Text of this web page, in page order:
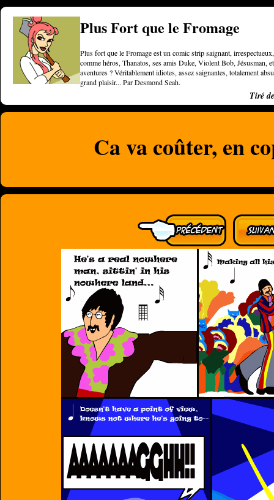
Plus Fort que le Fromage
Plus fort que le Fromage est un comic strip saignant,
comme héros, Thanatos, ses amis Duke, Violent Bob, Jésusman,
aventures ? Véritablement idiotes, assez saignantes, totalement
grand plaisir... Par Desmond Seah.
Tiré
Ca va coûter, en